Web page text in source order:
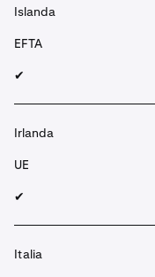
Islanda
EFTA
✔︎
Irlanda
UE
✔︎
Italia